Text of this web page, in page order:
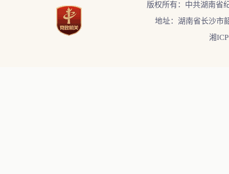
版权所有：中共湖南省
地址：湖南省长沙市
湘